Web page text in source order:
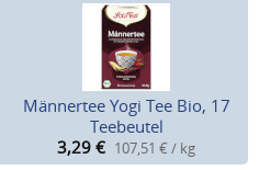
Männertee Yogi Tee Bio, 17
Teebeutel
3,29 € 107,51 € / kg